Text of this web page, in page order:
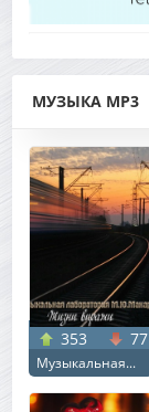
МУЗЫКА MP3
353 77
Музыкальная...